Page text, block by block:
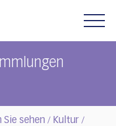
Sie sehen / Kultur /